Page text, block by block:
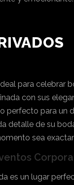
para celebrar
con sus
perfecto para un
detalle de su
sea
es un lugar